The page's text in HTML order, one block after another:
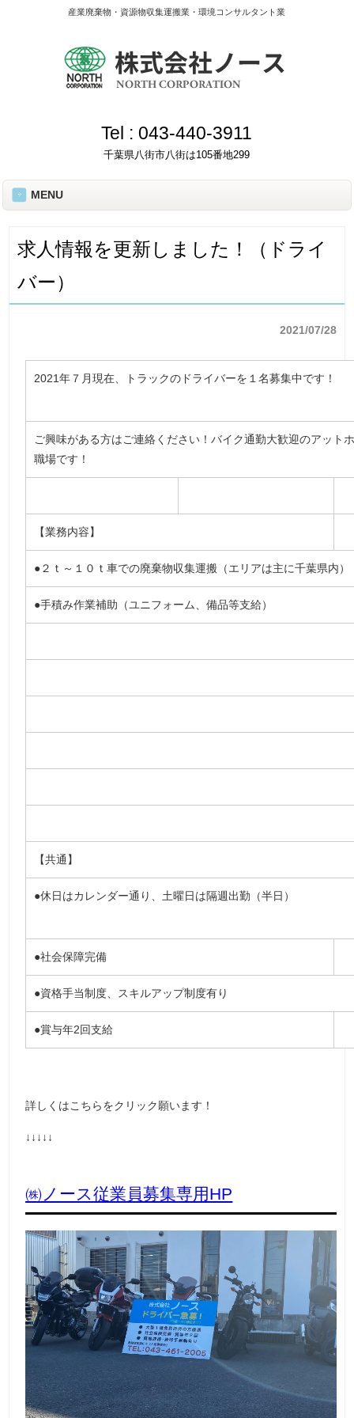
産業廃棄物・資源物収集運搬業・環境コンサルタント業
Tel : 043-440-3911
千葉県八街市八街は105番地299
MENU
求人情報を更新しました！（ドライ
バー）
2021/07/28
2021年７月現在、トラックのドライバーを１名募集中です！
ご興味がある方はご連絡ください！バイク通勤大歓迎のアット
職場です！
【業務内容】
●２ｔ～１０ｔ車での廃棄物収集運搬（エリアは主に千葉県内）
●手積み作業補助（ユニフォーム、備品等支給）
【共通】
●休日はカレンダー通り、土曜日は隔週出勤（半日）
●社会保障完備
●資格手当制度、スキルアップ制度有り
●賞与年2回支給
詳しくはこちらをクリック願います！
↓↓↓↓↓
㈱ノース従業員募集専用HP